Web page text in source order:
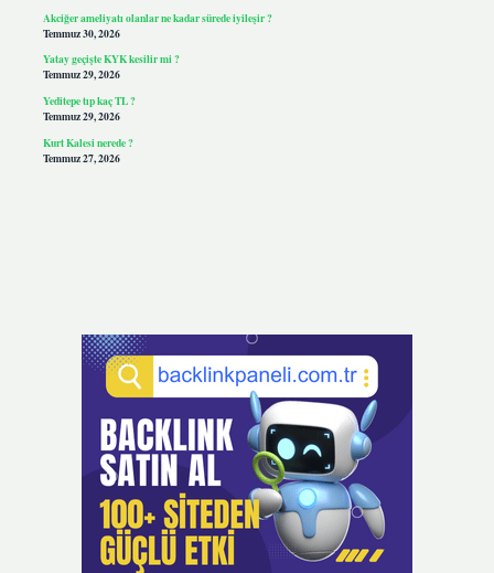
Akciğer ameliyatı olanlar ne kadar sürede iyileşir ?
Temmuz 30, 2026
Yatay geçişte KYK kesilir mi ?
Temmuz 29, 2026
Yeditepe tıp kaç TL ?
Temmuz 29, 2026
Kurt Kalesi nerede ?
Temmuz 27, 2026